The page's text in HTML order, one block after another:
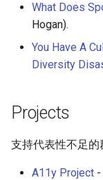
What Does
Hogan).
You Have A
Diversity
Projects
支持代表性不足
A11y Project